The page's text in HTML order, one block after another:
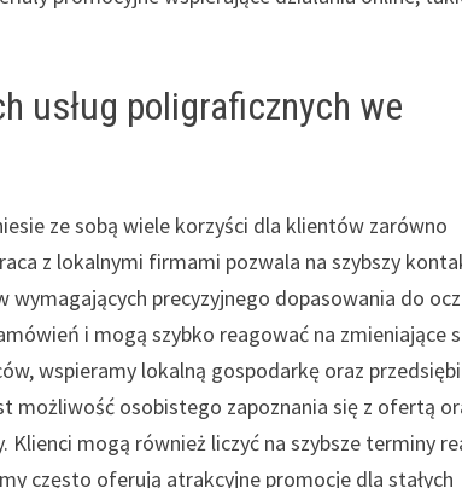
usług poligraficznych we
ze sobą wiele korzyści dla klientów zarówno
z lokalnymi firmami pozwala na szybszy
precyzyjnego dopasowania do
i mogą szybko reagować na zmieniające
wspieramy lokalną gospodarkę oraz
możliwość osobistego zapoznania się z ofertą
mogą również liczyć na szybsze terminy
często oferują atrakcyjne promocje dla stałych